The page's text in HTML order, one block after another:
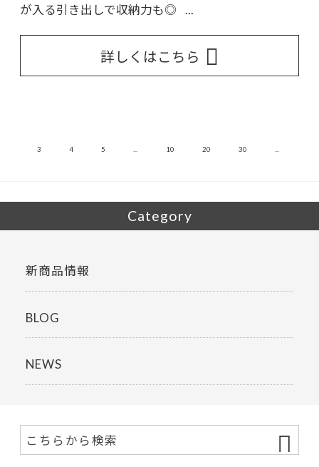
が入る引き出しで収納力も◎ ...
詳しくはこちら
3 4 5 ... 10 20 30 ...
Category
新商品情報
BLOG
NEWS